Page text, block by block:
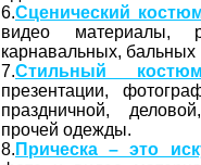
6.Сценический
видео материалы,
карнавальных,
7.Стильный
презентации,
праздничной,
прочей одежды.
8. Прическа – это